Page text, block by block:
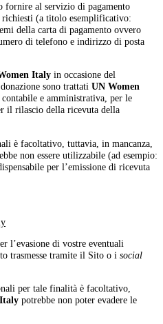
fornire al servizio di pagamento
(a titolo esemplificativo:
della carta di pagamento ovvero
di telefono e indirizzo di posta
Italy in occasione del
sono trattati UN Women
e amministrativa, per le
il rilascio della ricevuta della
è facoltativo, tuttavia, in mancanza,
non essere utilizzabile (ad esempio:
per l’emissione di ricevuta
l’evasione di vostre eventuali
trasmesse tramite il Sito o i social
per tale finalità è facoltativo,
potrebbe non poter evadere le